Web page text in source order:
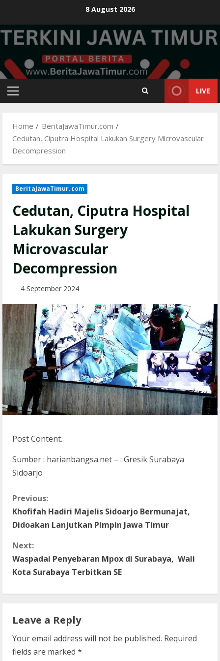
content
8 August 2026
Primary
LIVE
Home
BeritaJawaTimur.com
Cedutan, Ciputra Hospital Lakukan Surgery Microvascular
Decompression
BeritaJawaTimur.com
Cedutan, Ciputra Hospital
Lakukan Surgery
Microvascular
Decompression
4 September 2024
Post Content.
Sumber : harianbangsa.net – : Gresik Surabaya
Sidoarjo
C
o
n
t
u
e
Previous:
Khofifah Hadiri Majelis Sidoarjo Bermunajat,
Didoakan Lanjutkan Pimpin Jawa Timur
Next:
Waspadai Penyebaran Mpox di Surabaya, Wali
Kota Surabaya Terbitkan SE
Leave a Reply
Your email address will not be published. Required
fields are marked *